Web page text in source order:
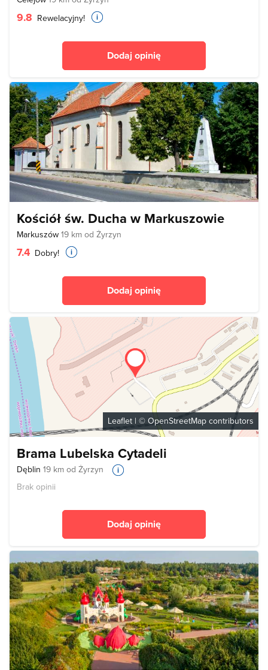
9.8 Rewelacyjny!
Dodaj opinię
Kościół św. Ducha w Markuszowie
Markuszów 19 km od Żyrzyn
7.4 Dobry!
Dodaj opinię
Leaflet | © OpenStreetMap contributors
Brama Lubelska Cytadeli
Dęblin 19 km od Żyrzyn
Brak opinii
Dodaj opinię